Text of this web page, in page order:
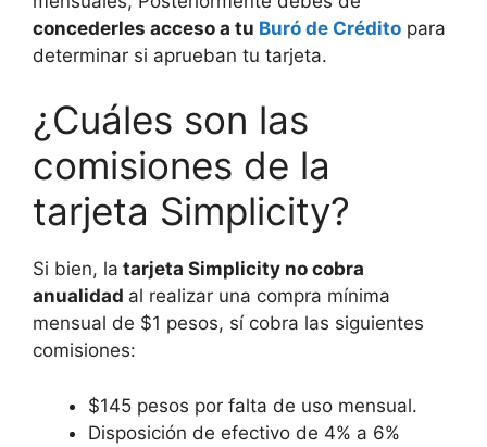
concederles acceso a tu Buró de Crédito para
determinar si aprueban tu tarjeta.
¿Cuáles son las
comisiones de la
tarjeta Simplicity?
Si bien, la tarjeta Simplicity no cobra
anualidad al realizar una compra mínima
mensual de $1 pesos, sí cobra las siguientes
comisiones:
$145 pesos por falta de uso mensual.
Disposición de efectivo de 4% a 6%